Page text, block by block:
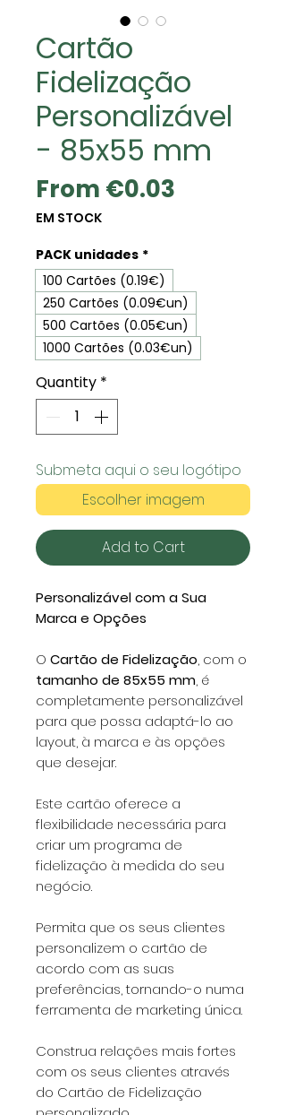
Cartão
Fidelização
Personalizável
- 85x55 mm
From €0.03
EM STOCK
PACK unidades *
100 Cartões (0.19€)
250 Cartões (0.09€un)
500 Cartões (0.05€un)
1000 Cartões (0.03€un)
Quantity *
Submeta aqui o seu logótipo
Escolher imagem
Add to Cart
Personalizável com a Sua
Marca e Opções
O Cartão de Fidelização, com o
tamanho de 85x55 mm, é
completamente personalizável
para que possa adaptá-lo ao
layout, à marca e às opções
que desejar.
Este cartão oferece a
flexibilidade necessária para
criar um programa de
fidelização à medida do seu
negócio.
Permita que os seus clientes
personalizem o cartão de
acordo com as suas
preferências, tornando-o numa
ferramenta de marketing única.
Construa relações mais fortes
com os seus clientes através
do Cartão de Fidelização